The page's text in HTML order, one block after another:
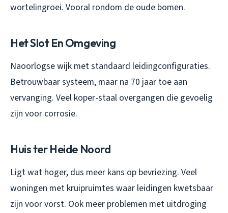
wortelingroei. Vooral rondom de oude bomen.
Het Slot En Omgeving
Naoorlogse wijk met standaard leidingconfiguraties.
Betrouwbaar systeem, maar na 70 jaar toe aan
vervanging. Veel koper-staal overgangen die gevoelig
zijn voor corrosie.
Huis ter Heide Noord
Ligt wat hoger, dus meer kans op bevriezing. Veel
woningen met kruipruimtes waar leidingen kwetsbaar
zijn voor vorst. Ook meer problemen met uitdroging